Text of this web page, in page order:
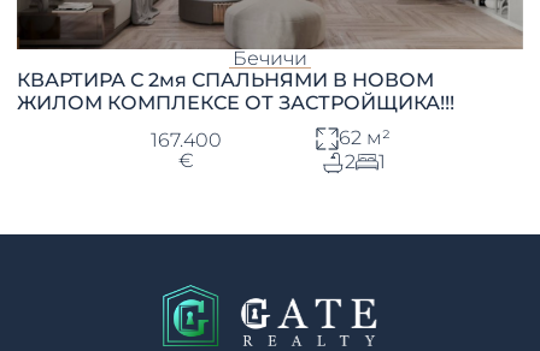
Бечичи
КВАРТИРА С 2мя СПАЛЬНЯМИ В НОВОМ
ЖИЛОМ КОМПЛЕКСЕ ОТ ЗАСТРОЙЩИКА!!!
167.400
€
62 м²
2
1